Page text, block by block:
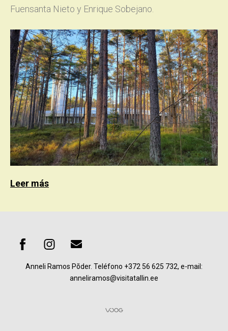
Fuensanta Nieto y Enrique Sobejano.
Leer más
Anneli Ramos Põder. Teléfono +372 56 625 732, e-mail:
anneliramos@visitatallin.ee